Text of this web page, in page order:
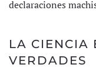
declaraciones
LA CIENCIA
VERDADES